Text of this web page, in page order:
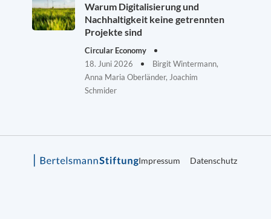
Warum Digitalisierung und
Nachhaltigkeit keine getrennten
Projekte sind
Circular Economy
18. Juni 2026
Birgit Wintermann,
Anna Maria Oberländer, Joachim
Schmider
Impressum Datenschutz